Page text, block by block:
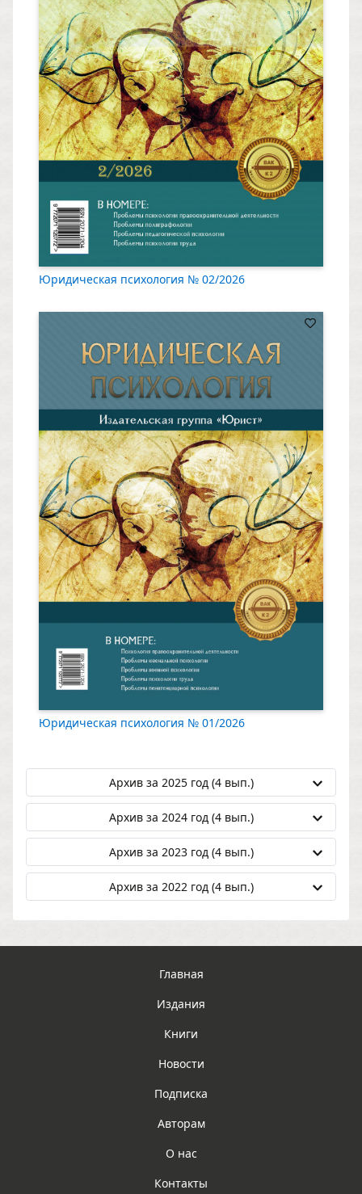
Юридическая психология № 02/2026
Юридическая психология № 01/2026
Архив за 2025 год (4 вып.)
Архив за 2024 год (4 вып.)
Архив за 2023 год (4 вып.)
Архив за 2022 год (4 вып.)
Главная
Издания
Книги
Новости
Подписка
Авторам
О нас
Контакты